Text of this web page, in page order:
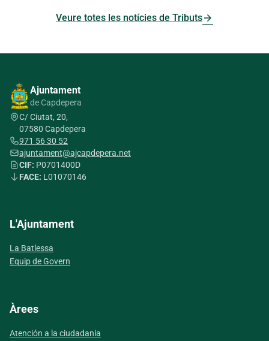
Veure totes les notícies de Tributsarrow_forward
Ajuntament
de Capdepera
C/ Ciutat, 20,
07580 Capdepera
971 56 30 52
ajuntament@ajcapdepera.net
CIF: P0701400D
FACE: L01070146
L'Ajuntament
La Batlessa
Equip de Govern
Àrees
Atención a la ciudadania